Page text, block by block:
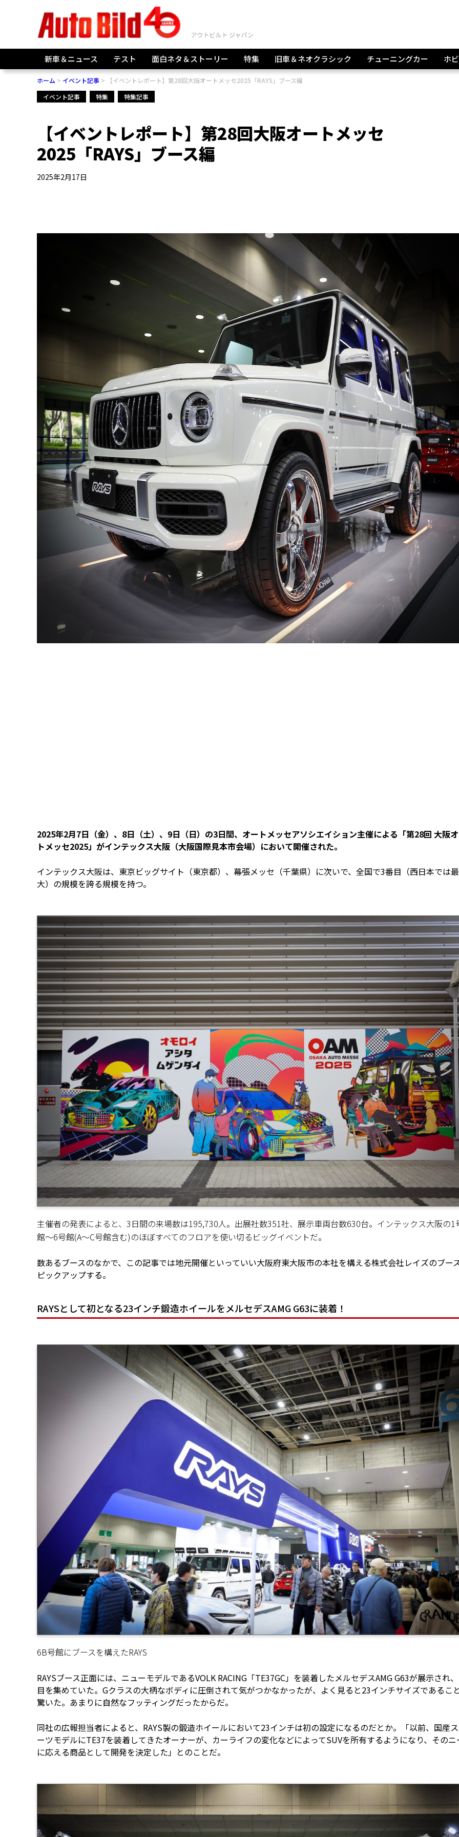
新車＆ニュース テスト 面白ネタ＆ストーリー 特集 旧車＆ネオクラシック チューニングカー ホ
ホーム イベント記事
【イベントレポート】第28回⼤阪オートメッセ2025「RAYS」ブース編
イベント記事
特集 特集記事
【イベントレポート】第28回⼤阪オートメッセ
2025「RAYS」ブース編
2025年2月17日
2025年2月7日（金）、8日（土）、9日（日）の3日間、オートメッセアソシエイション主催による「第28回 大阪
トメッセ2025」がインテックス⼤阪（⼤阪国際⾒本市会場）において開催された。
インテックス⼤阪は、東京ビッグサイト（東京都）、幕張メッセ（千葉県）に次いで、全国で3番目（西日本では最
大）の規模を誇る規模を持つ。
主催者の発表によると、3日間の来場数は195,730人。出展社数351社、展示車両台数630台。インテックス⼤阪の1
館〜6号館(A〜C号館含む)のほぼすべてのフロアを使い切るビッグイベントだ。
数あるブースのなかで、この記事では地元開催といっていい大阪府東大阪市の本社を構える株式会社レイズのブー
ピックアップする。
RAYSとして初となる23インチ鍛造ホイールをメルセデスAMG G63に装着！
6B号館にブースを構えたRAYS
RAYSブース正面には、ニューモデルであるVOLK RACING「TE37GC」を装着したメルセデスAMG G63が展示され
目を集めていた。Gクラスの大柄なボディに圧倒されて気がつかなかったが、よく見ると23インチサイズであるこ
驚いた。あまりに自然なフッティングだったからだ。
同社の広報担当者によると、RAYS製の鍛造ホイールにおいて23インチは初の設定になるのだとか。「以前、国産
ーツモデルにTE37を装着してきたオーナーが、カーライフの変化などによってSUVを所有するようになり、そのニ
に応える商品として開発を決定した」とのことだ。